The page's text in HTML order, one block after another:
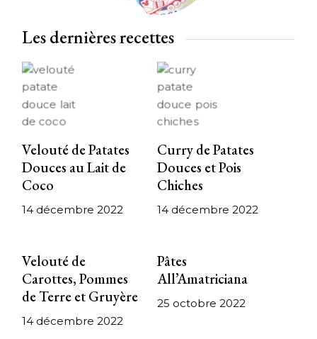
Les dernières recettes
Velouté de Patates
Douces au Lait de
Coco
14 décembre 2022
Curry de Patates
Douces et Pois
Chiches
14 décembre 2022
Velouté de
Carottes, Pommes
de Terre et Gruyère
14 décembre 2022
Pâtes
All’Amatriciana
25 octobre 2022